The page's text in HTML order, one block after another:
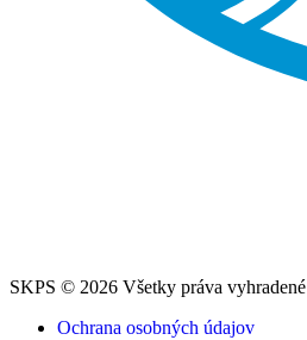
SKPS © 2026 Všetky práva vyhradené
Ochrana osobných údajov